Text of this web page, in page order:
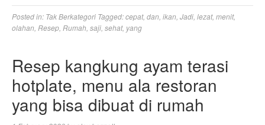
Posted in: Tak Berkategori Tagged:cepat, dan ikan Jadi lezat, menit,
olahan Resep Rumah saji sehat, yang
Resep kangkung ayam terasi
hotplate, menu ala restoran
yang bisa dibuat di rumah